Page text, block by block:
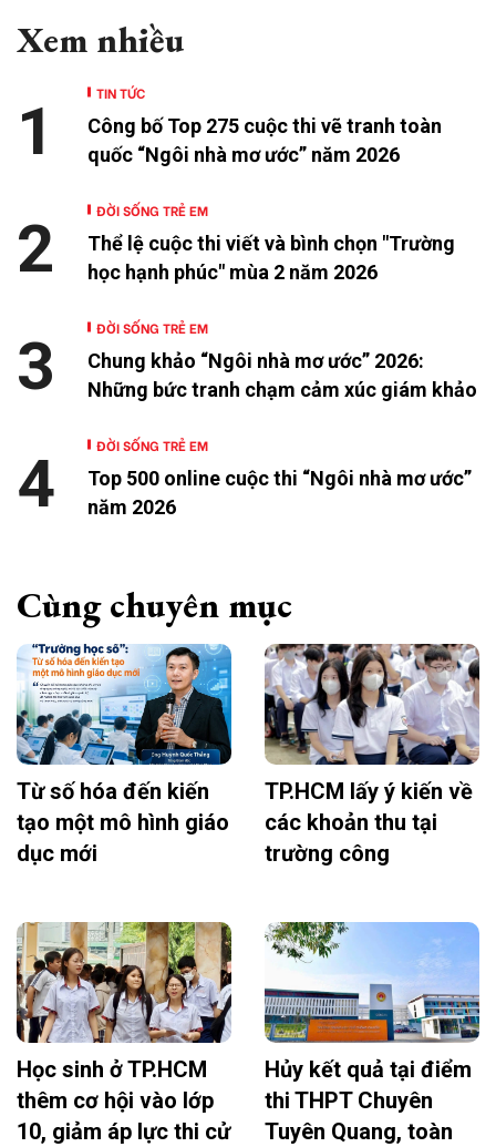
Xem nhiều
TIN TỨC
Công bố Top 275 cuộc thi vẽ tranh toàn
quốc “Ngôi nhà mơ ước” năm 2026
1
ĐỜI SỐNG TRẺ EM
Thể lệ cuộc thi viết và bình chọn "Trường
học hạnh phúc" mùa 2 năm 2026
2
ĐỜI SỐNG TRẺ EM
Chung khảo “Ngôi nhà mơ ước” 2026:
Những bức tranh chạm cảm xúc giám khảo
3
ĐỜI SỐNG TRẺ EM
Top 500 online cuộc thi “Ngôi nhà mơ ước”
năm 2026
4
Cùng chuyên mục
Từ số hóa đến kiến
tạo một mô hình giáo
dục mới
TP.HCM lấy ý kiến về
các khoản thu tại
trường công
Học sinh ở TP.HCM
thêm cơ hội vào lớp
10, giảm áp lực thi cử
Hủy kết quả tại điểm
thi THPT Chuyên
Tuyên Quang, toàn